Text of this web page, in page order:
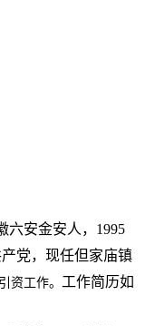
六安金安人，1995
党，现任但家庙镇
资工作。 工作简历如